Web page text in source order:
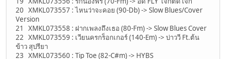
20 XMKL073557 : ไหนว่าจะคอย (90-Db) -> Slow Blues/Cover
Version
21 XMKL073558 : ฝากเพลงถึงเธอ (80-Fm) -> Slow Blues Cover
22 XMKL073559 : เวียนครกร็อกเกอร์ (140-Em) -> บ่าววี Ft.ต้น
ข้าว สุปรียา
23 XMKL073560 : Tip Toe (82-C#m) -> HYBS